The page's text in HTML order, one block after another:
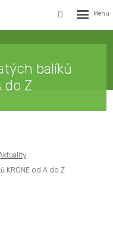
Vyhledávání
balíků
do Z
KRONE od A do Z